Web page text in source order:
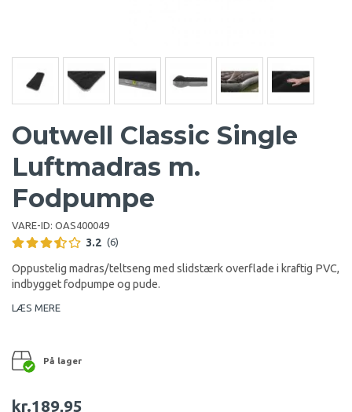
Outwell Classic Single
Luftmadras m.
Fodpumpe
VARE-ID: OAS400049
3.2 (6)
Oppustelig madras/teltseng med slidstærk overflade i kraftig PVC,
indbygget fodpumpe og pude.
LÆS MERE
På lager
kr.189,95